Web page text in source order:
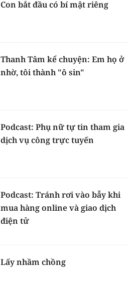
Con bắt đầu có bí mật riêng
Thanh Tâm kể chuyện: Em họ ở
nhờ, tôi thành "ô sin"
Podcast: Phụ nữ tự tin tham gia
dịch vụ công trực tuyến
Podcast: Tránh rơi vào bẫy khi
mua hàng online và giao dịch
điện tử
Lấy nhầm chồng